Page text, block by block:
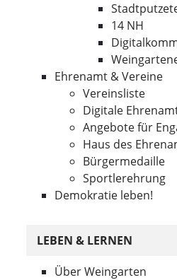
14 NH
Ehrenamt & Vereine
Vereinsliste
Digitale
Angebote für
Haus des
Bürgermedaille
Sportlerehrung
Demokratie leben!
LEBEN & LERNEN
Über Weingarten